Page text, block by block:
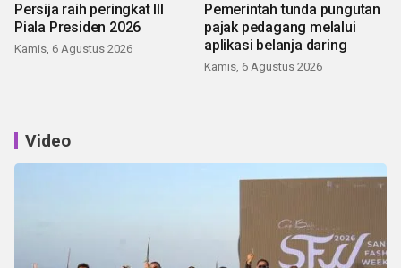
Persija raih peringkat III
Piala Presiden 2026
Kamis, 6 Agustus 2026
Pemerintah tunda pungutan
pajak pedagang melalui
aplikasi belanja daring
Kamis, 6 Agustus 2026
Video